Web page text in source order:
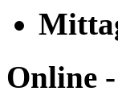
Online